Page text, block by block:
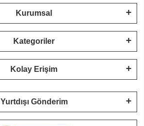
Kurumsal
Kategoriler
Kolay Erişim
Yurtdışı Gönderim